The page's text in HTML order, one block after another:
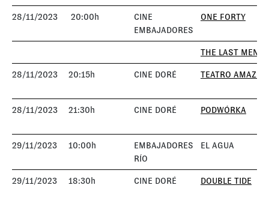
28/11/2023 20:00h
CINE
EMBAJADORES
ONE FORTY
THE LAST MEN
28/11/2023 20:15h CINE DORÉ TEATRO
28/11/2023 21:30h CINE DORÉ PODWÓRKA
29/11/2023 10:00h
EMBAJADORES
RÍO
EL AGUA
29/11/2023 18:30h CINE DORÉ DOUBLE TIDE